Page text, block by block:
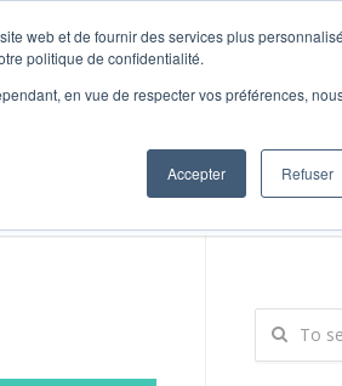
web et de fournir des services plus
politique de confidentialité.
en vue de respecter vos préférences,
Accepter Refuser
Formations DécidRH